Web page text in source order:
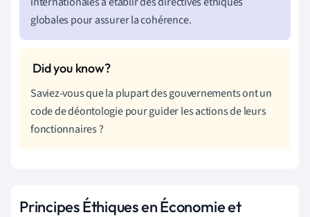
globales pour assurer la cohérence.
Saviez-vous que la plupart des gouvernements ont un
code de déontologie pour guider les actions de leurs
fonctionnaires ?
Principes Éthiques en Économie et